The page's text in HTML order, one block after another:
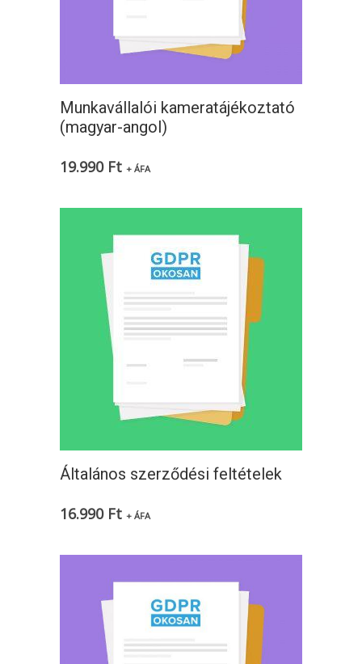
Munkavállalói kameratájékoztató
(magyar-angol)
19.990 Ft + ÁFA
Általános szerződési feltételek
16.990 Ft + ÁFA